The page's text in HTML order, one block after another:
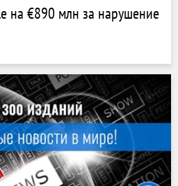
на €890 млн за нарушение